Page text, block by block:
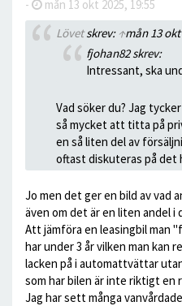
- mån 13 okt 2025, 19:55
Lövetskrev: ↑mån 13 okt
fjohan82 skrev:
Intressant, ska
Vad söker du? Jag
så mycket att titta på
en så liten del av
oftast diskuteras på det
Jo men det ger en bild av vad
även om det är en liten andel i
Att jämföra en leasingbil man
har under 3 år vilken man kan
lacken på i automattvättar
som har bilen är inte riktigt en
Jag har sett många